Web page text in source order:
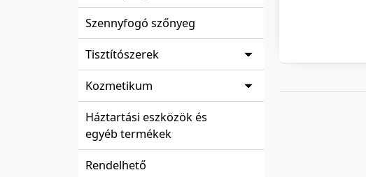
Szennyfogó szőnyeg
Tisztítószerek
Kozmetikum
Háztartási eszközök és
egyéb termékek
Rendelhető